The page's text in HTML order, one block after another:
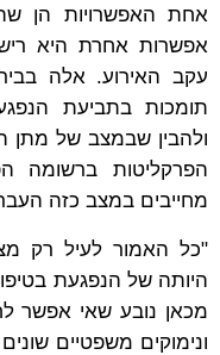
אחת האפשרויות הן
אפשרות אחרת היא
עקב האירוע. אלה
תומכות בתביעת
ולהבין שבמצב של מתן
הפרקליטות ברשומה
מחייבים במצב כזה
"כל האמור לעיל רק
היותה של הנפגעת
מכאן נובע שאי אפשר
ונימוקים משפטיים